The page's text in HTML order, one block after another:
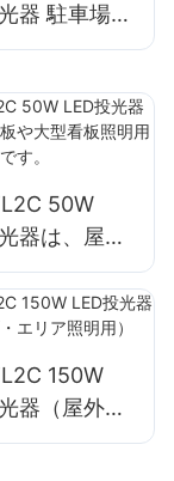
器 駐車場・
用
50W
器は、屋外
型看板照明
最適です。
150W
器（屋外壁
ア照明用）